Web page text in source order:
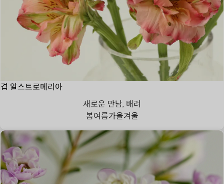
겹 알스트로메리아
새로운 만남, 배려
봄여름가을겨울